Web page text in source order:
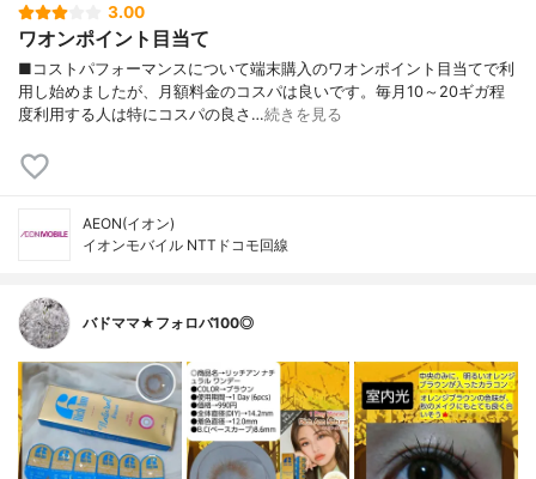
3.00
ワオンポイント目当て
■コストパフォーマンスについて端末購入のワオンポイント目当てで利
用し始めましたが、月額料金のコスパは良いです。毎月10～20ギガ程
度利用する人は特にコスパの良さ…続きを見る
AEON(イオン)
イオンモバイル NTTドコモ回線
バドママ★フォロバ100◎